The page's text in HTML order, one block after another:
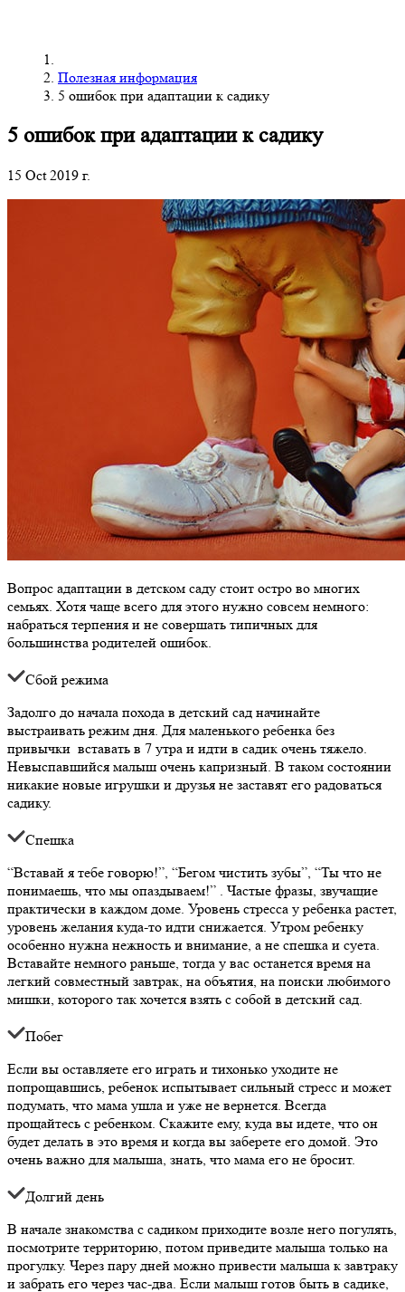
Полезная информация
5 ошибок при адаптации к садику
5 ошибок при адаптации к садику
15 Oct 2019 г.
Вопрос адаптации в детском саду стоит остро во многих
семьях. Хотя чаще всего для этого нужно совсем немного:
набраться терпения и не совершать типичных для
большинства родителей ошибок.
Сбой режима
Задолго до начала похода в детский сад начинайте
выстраивать режим дня. Для маленького ребенка без
привычки вставать в 7 утра и идти в садик очень тяжело.
Невыспавшийся малыш очень капризный. В таком состоянии
никакие новые игрушки и друзья не заставят его радоваться
садику.
Спешка
“Вставай я тебе говорю!”, “Бегом чистить зубы”, “Ты что не
понимаешь, что мы опаздываем!” . Частые фразы, звучащие
практически в каждом доме. Уровень стресса у ребенка растет,
уровень желания куда-то идти снижается. Утром ребенку
особенно нужна нежность и внимание, а не спешка и суета.
Вставайте немного раньше, тогда у вас останется время на
легкий совместный завтрак, на объятия, на поиски любимого
мишки, которого так хочется взять с собой в детский сад.
Побег
Если вы оставляете его играть и тихонько уходите не
попрощавшись, ребенок испытывает сильный стресс и может
подумать, что мама ушла и уже не вернется. Всегда
прощайтесь с ребенком. Скажите ему, куда вы идете, что он
будет делать в это время и когда вы заберете его домой. Это
очень важно для малыша, знать, что мама его не бросит.
Долгий день
В начале знакомства с садиком приходите возле него погулять,
посмотрите территорию, потом приведите малыша только на
прогулку. Через пару дней можно привести малыша к завтраку
и забрать его через час-два. Если малыш готов быть в садике,